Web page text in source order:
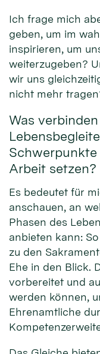
Ich frage mich
geben, um im
inspirieren, um
weiterzugeben?
wir uns
nicht mehr
Was
Arbeit setzen?
Es bedeutet für
anschauen, an
Phasen des
anbieten kann:
zu den
Ehe in den Blick.
vorbereitet und
werden können,
Ehrenamtliche